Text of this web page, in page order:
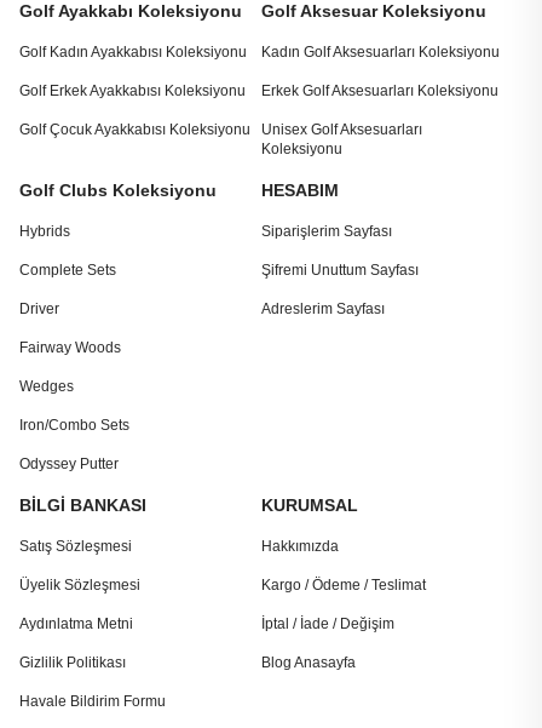
Golf Ayakkabı Koleksiyonu
Golf Kadın Ayakkabısı Koleksiyonu
Golf Erkek Ayakkabısı Koleksiyonu
Golf Çocuk Ayakkabısı Koleksiyonu
Golf Aksesuar Koleksiyonu
Kadın Golf Aksesuarları Koleksiyonu
Erkek Golf Aksesuarları Koleksiyonu
Unisex Golf Aksesuarları
Koleksiyonu
Golf Clubs Koleksiyonu
Hybrids
Complete Sets
Driver
Fairway Woods
Wedges
Iron/Combo Sets
Odyssey Putter
HESABIM
Siparişlerim Sayfası
Şifremi Unuttum Sayfası
Adreslerim Sayfası
BİLGİ BANKASI
Satış Sözleşmesi
Üyelik Sözleşmesi
Aydınlatma Metni
Gizlilik Politikası
Havale Bildirim Formu
KURUMSAL
Hakkımızda
Kargo / Ödeme / Teslimat
İptal / İade / Değişim
Blog Anasayfa